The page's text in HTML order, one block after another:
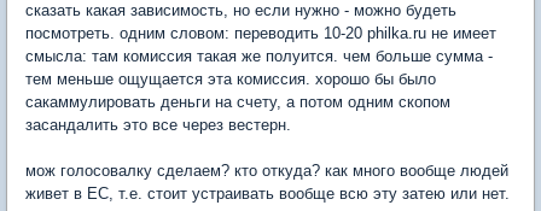
сказать какая зависимость, но если нужно - можно будеть
посмотреть. одним словом: переводить 10-20 philka.ru не имеет
смысла: там комиссия такая же полуится. чем больше сумма -
тем меньше ощущается эта комиссия. хорошо бы было
сакаммулировать деньги на счету, а потом одним скопом
засандалить это все через вестерн.
мож голосовалку сделаем? кто откуда? как много вообще людей
живет в ЕС, т.е. стоит устраивать вообще всю эту затею или нет.